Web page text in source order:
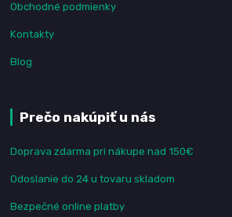
Obchodné podmienky
Kontakty
Blog
Prečo nakúpiť u nás
Doprava zdarma pri nákupe nad 150€
Odoslanie do 24 u tovaru skladom
Bezpečné online platby